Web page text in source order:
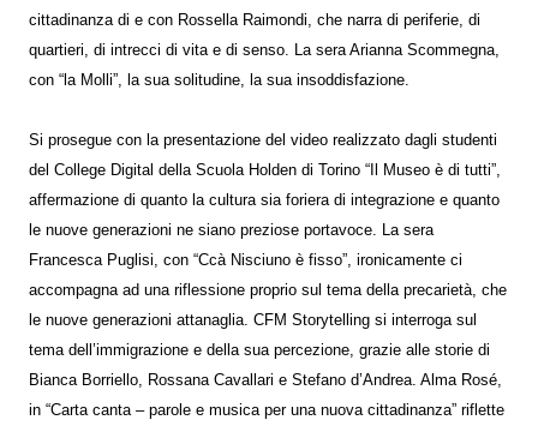
cittadinanza di e con Rossella Raimondi, che narra di periferie, di
quartieri, di intrecci di vita e di senso. La sera Arianna Scommegna,
con “la Molli”, la sua solitudine, la sua insoddisfazione.
Si prosegue con la presentazione del video realizzato dagli studenti
del College Digital della Scuola Holden di Torino “Il Museo è di tutti”,
affermazione di quanto la cultura sia foriera di integrazione e quanto
le nuove generazioni ne siano preziose portavoce. La sera
Francesca Puglisi, con “Ccà Nisciuno è fisso”, ironicamente ci
accompagna ad una riflessione proprio sul tema della precarietà, che
le nuove generazioni attanaglia. CFM Storytelling si interroga sul
tema dell’immigrazione e della sua percezione, grazie alle storie di
Bianca Borriello, Rossana Cavallari e Stefano d’Andrea. Alma Rosé,
in “Carta canta – parole e musica per una nuova cittadinanza” riflette